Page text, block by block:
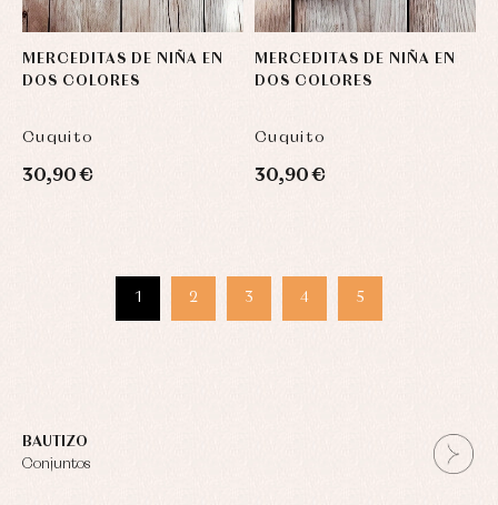
MERCEDITAS DE NIÑA EN
DOS COLORES
Cuquito
30,90 €
MERCEDITAS DE NIÑA EN
DOS COLORES
Cuquito
30,90 €
1 2 3 4 5
BAUTIZO
Conjuntos